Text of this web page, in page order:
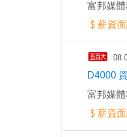
富邦媒
薪資
D4000
富邦媒
薪資